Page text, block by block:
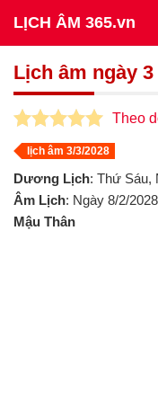
LỊCH ÂM 365.vn
Lịch âm ngày
Theo
lịch âm 3/3/2028
Dương Lịch: Thứ Sáu,
Âm Lịch: Ngày 8/2/
Mậu Thân